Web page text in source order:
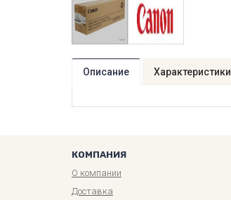
Описание Характеристики
КОМПАНИЯ
О компании
Доставка